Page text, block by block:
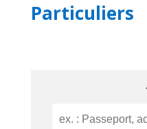
Particuliers